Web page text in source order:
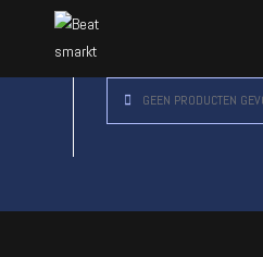
GEEN PRODUCTEN